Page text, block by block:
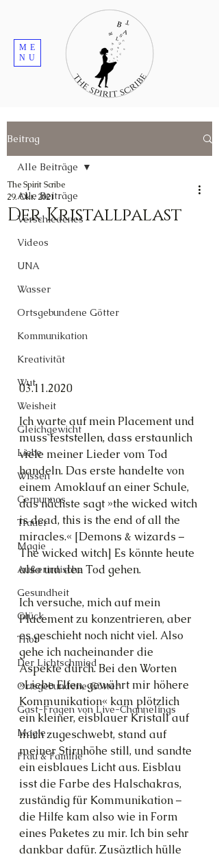
ME
NU
Beitrag
Alle Beiträge
Verschiedenes
Videos
UNA
Wasser
Ortsgebundene Götter
Kommunikation
Kreativität
Wut
Weisheit
Gleichgewicht
Liebe
Wissen
Cernunnos
Trauer
Magie
Außerirdische
Gesundheit
Glück
Thot
Der Lichtschmied
Ortsgebundene Götter
Gast-Fragen von Live-Channelings
Magie
Frau & Familie
Alle Beiträge
Der Kristallpalast
The Spirit Scribe
29. Okt. 2021
03.11.2020
Ich warte auf mein Placement und
muss feststellen, dass erstaunlich
viele meiner Lieder vom Tod
handeln. Das erste handelte von
einem Amoklauf an einer Schule,
das nächste sagt »the wicked witch
is dead, this is the end of all the
miracles.« [Demons & wizards –
The wicked witch] Es könnte heute
also um den Tod gehen.
Ich versuche, mich auf mein
Placement zu konzentrieren, aber
es geschieht noch nicht viel. Also
gehe ich nacheinander die
Aspekte durch. Bei den Worten
»Liebe Elfen, gewährt mir höhere
Kommunikation« kam plötzlich
ein kleiner, eisblauer Kristall auf
mich zugeschwebt, stand auf
meiner Stirnhöhe still, und sandte
ein eisblaues Licht aus. Eisblau
isst die Farbe des Halschakras,
zuständig für Kommunikation –
die Hilfe kam also wie in Form
eines Paketes zu mir. Ich bin sehr
dankbar dafür. Zusäztlich hülle